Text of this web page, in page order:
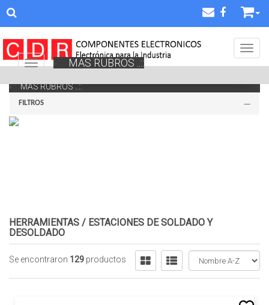
Navigation ein-/ausblenden
MAS RUBROS ..::
MAS RUBROS ..::
FILTROS
HERRAMIENTAS / ESTACIONES DE SOLDADO Y
DESOLDADO
Se encontraron 129 productos